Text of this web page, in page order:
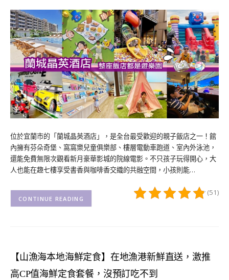
位於宜蘭市的「蘭城晶英酒店」，是全台最受歡迎的親子飯店之一！館
內擁有芬朵奇堡、窩窩樂兒童俱樂部、樓層電動車跑道、室內外泳池，
還能免費無限次觀看新月豪華影城的院線電影。不只孩子玩得開心，大
人也能在趣七樓享受書香與咖啡香交織的共融空間，小孩則能…
(51)
CONTINUE READING
【山漁海本地海鮮定食】在地漁港新鮮直送，激推
高CP值海鮮定食套餐，沒預訂吃不到